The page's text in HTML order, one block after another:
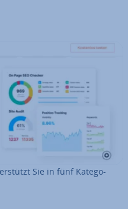
Sie in fünf Ka­te­go­